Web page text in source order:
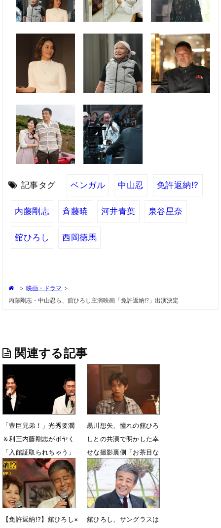
記事タグ ベンガル 中山忍 免許返納!?
内藤剛志 斉藤暁 河井青葉 泉谷星奈
舘ひろし 西岡徳馬
> 映画・ドラマ >
内藤剛志・中山忍ら、舘ひろし主演映画「免許返納!?」出演決定
関連する記事
「豊臣兄弟！」光秀要潤
＆利三内藤剛志がボヤく
「入館証取られちゃう」
7月26日 17時19分
黒川想矢、憧れの舘ひろ
しとの共演で明かした幸
せな撮影裏側「お茶目な
一面を感じました」
6月23日 12時00分
【免許返納!?】舘ひろし×
舘ひろし、サングラスは